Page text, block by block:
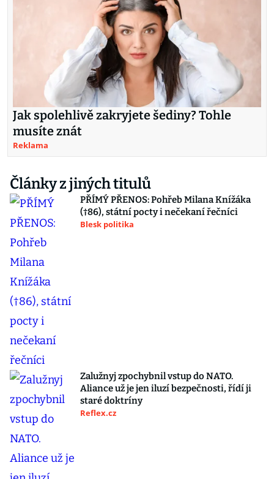
Jak spolehlivě zakryjete šediny? Tohle
musíte znát
Reklama
Články z jiných titulů
PŘÍMÝ PŘENOS: Pohřeb Milana Knížáka
(†86), státní pocty i nečekaní řečníci
Blesk politika
Zalužnyj zpochybnil vstup do NATO.
Aliance už je jen iluzí bezpečnosti, řídí ji
staré doktríny
Reflex.cz